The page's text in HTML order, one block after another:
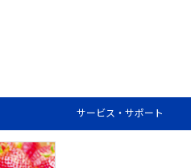
サービス・サポート
分子積層材料